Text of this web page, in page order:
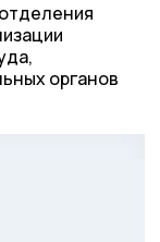
органов